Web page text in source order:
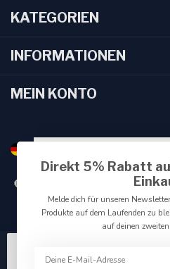
KATEGORIEN
INFORMATIONEN
MEIN KONTO
€
Direkt 5% Rabatt
Melde dich für unseren
Produkte auf dem Laufenden zu
auf deinen